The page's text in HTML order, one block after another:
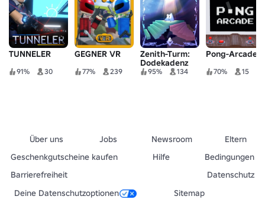
TUNNELER
91% 30
GEGNER VR
77% 239
Zenith-Turm:
Dodekadenz
95% 134
Pong-Arcade
70% 15
Über uns Jobs Newsroom
Eltern
Geschenkgutscheine kaufen
Hilfe
Bedingungen
Barrierefreiheit
Datenschutz
Deine Datenschutzoptionen
Sitemap